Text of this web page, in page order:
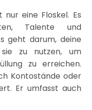
eine Floskel. Es
Talente und
geht darum, deine
zu nutzen, um
zu erreichen.
Kontostände oder
Er umfasst auch